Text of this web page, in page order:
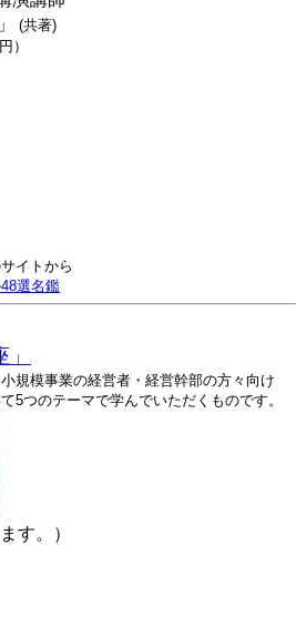
(共著)
）
イトから
選名鑑
規模事業の経営者・経営幹部の方々向け
5つのテーマで学んでいただくものです。
す。）